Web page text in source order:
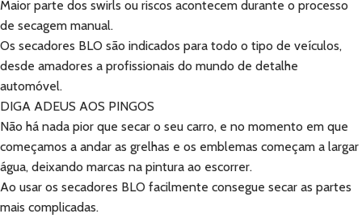
Maior parte dos swirls ou riscos acontecem durante o processo
de secagem manual.
Os secadores BLO são indicados para todo o tipo de veículos,
desde amadores a profissionais do mundo de detalhe
automóvel.
DIGA ADEUS AOS PINGOS
Não há nada pior que secar o seu carro, e no momento em que
começamos a andar as grelhas e os emblemas começam a largar
água, deixando marcas na pintura ao escorrer.
Ao usar os secadores BLO facilmente consegue secar as partes
mais complicadas.